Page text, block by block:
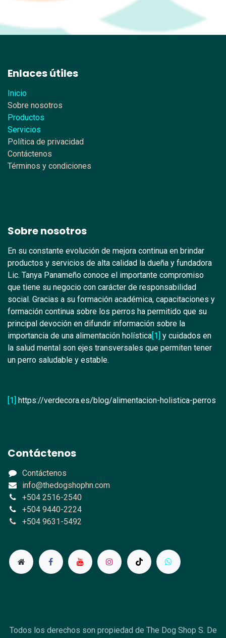
Enlaces útiles
Inicio
Sobre nosotros
Productos
Servicios
Política de privacidad
Contáctenos
Términos y condiciones
Sobre nosotros
En su constante evolución de mejora continua en brindar
productos y servicios de alta calidad la dueña y fundadora
Lic. Tanya Panameño conoce el importante compromiso
que tiene su negocio con carácter de responsabilidad
social. Gracias a su formación académica, capacitaciones y
formación continua sobre los perros ha permitido que su
principal devoción en difundir información sobre la
importancia de una alimentación holística[1] y cuidados en
la salud mental son ejes transversales que permiten tener
un perro saludable y estable.
[1] https://verdecora.es/blog/alimentacion-holistica-perros
Contáctenos
Contáctenos
info@thedogshophn.com
+504 2516-2540
+504 9440-2224
+504 9631-5492
Todos los derechos son propiedad de The Dog Shop S. De